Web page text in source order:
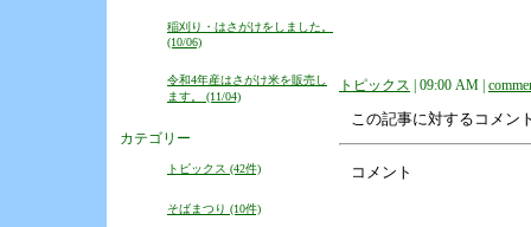
稲刈り・はさがけをしました。
(10/06)
令和4年産はさがけ米を販売し
ます。 (11/04)
カテゴリー
トピックス (42件)
そばまつり (10件)
トピックス | 09:00 AM |
この記事に対するコメン
コメント